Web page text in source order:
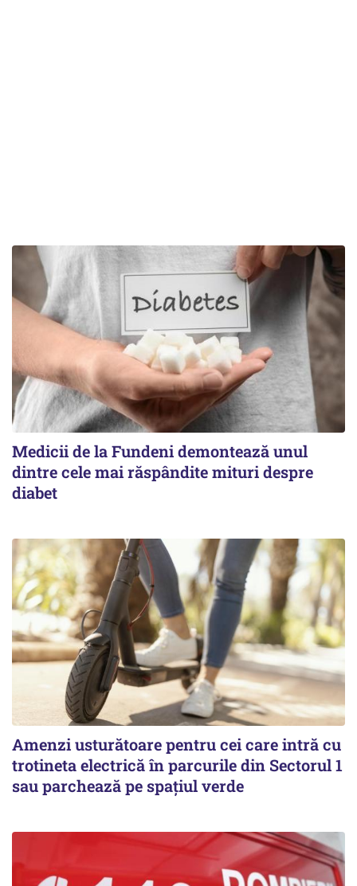
Medicii de la Fundeni demontează unul
dintre cele mai răspândite mituri despre
diabet
Amenzi usturătoare pentru cei care intră cu
trotineta electrică în parcurile din Sectorul 1
sau parchează pe spațiul verde